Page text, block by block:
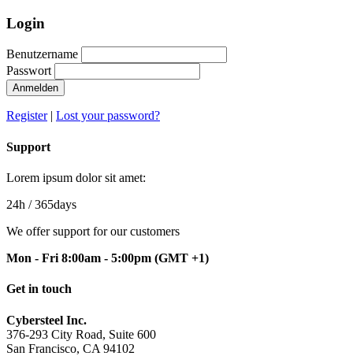
Login
Benutzername
Passwort
Anmelden
Register| Lost your password?
Support
Lorem ipsum dolor sit amet:
24h / 365days
We offer support for our customers
Mon - Fri 8:00am - 5:00pm (GMT +1)
Get in touch
Cybersteel Inc.
376-293 City Road, Suite 600
San Francisco, CA 94102